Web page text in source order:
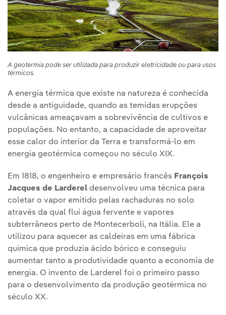
A geotermia pode ser utilizada para produzir eletricidade ou para usos
térmicos.
A energia térmica que existe na natureza é conhecida
desde a antiguidade, quando as temidas erupções
vulcânicas ameaçavam a sobrevivência de cultivos e
populações. No entanto, a capacidade de aproveitar
esse calor do interior da Terra e transformá-lo em
energia geotérmica começou no século XIX.
Em 1818, o engenheiro e empresário francês François
Jacques de Larderel desenvolveu uma técnica para
coletar o vapor emitido pelas rachaduras no solo
através da qual flui água fervente e vapores
subterrâneos perto de Montecerboli, na Itália. Ele a
utilizou para aquecer as caldeiras em uma fábrica
química que produzia ácido bórico e conseguiu
aumentar tanto a produtividade quanto a economia de
energia. O invento de Larderel foi o primeiro passo
para o desenvolvimento da produção geotérmica no
século XX.